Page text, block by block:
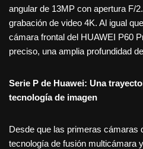
angular de 13MP con apertura F/
grabación de video 4K. Al igual
cámara frontal del HUAWEI P60
preciso, una amplia profundidad
Serie P de Huawei: Una
tecnología de imagen
Desde que las primeras cámaras
tecnología de fusión multicámara